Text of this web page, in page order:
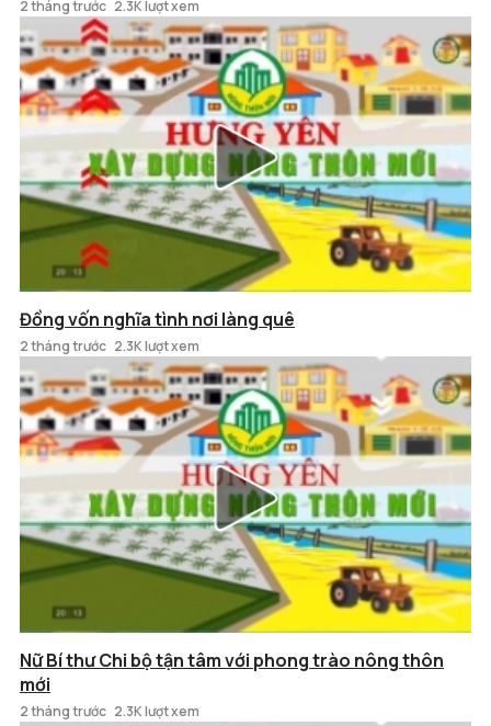
2 tháng trước 2.3K lượt xem
Đồng vốn nghĩa tình nơi làng quê
2 tháng trước 2.3K lượt xem
Nữ Bí thư Chi bộ tận tâm với phong trào nông thôn
mới
2 tháng trước 2.3K lượt xem